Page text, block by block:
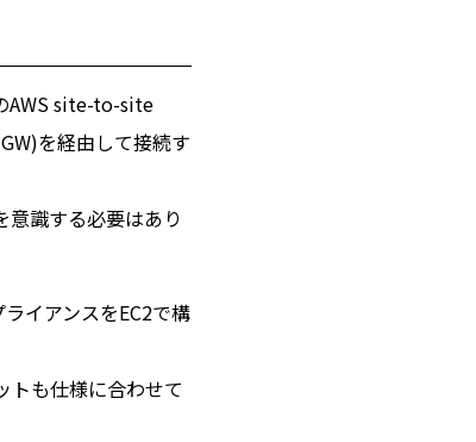
AWS site-to-site
を経由して接続す
意識する必要はあり
イアンスをEC2で構
も仕様に合わせて